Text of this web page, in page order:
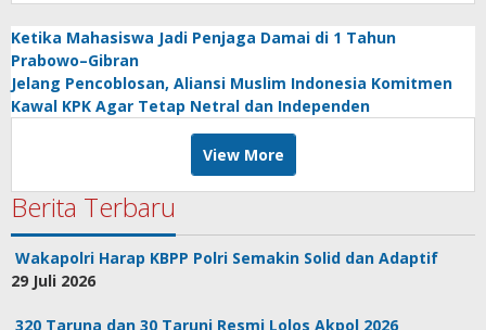
Ketika Mahasiswa Jadi Penjaga Damai di 1 Tahun
Prabowo–Gibran
Jelang Pencoblosan, Aliansi Muslim Indonesia Komitmen
Kawal KPK Agar Tetap Netral dan Independen
View More
Berita Terbaru
Wakapolri Harap KBPP Polri Semakin Solid dan Adaptif
29 Juli 2026
320 Taruna dan 30 Taruni Resmi Lolos Akpol 2026